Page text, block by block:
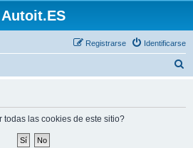
Autoit.ES
Identificarse
Registrarse
todas las cookies de este sitio?